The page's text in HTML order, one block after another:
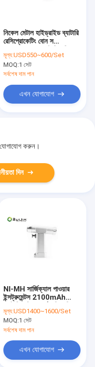
নিকেল মেটাল হাইড্রাইড ব্যাটারি
রেসিপ্রোকেটিং বোন স
অর্থোপেডিক ড্রিল
মূল্য:USD550~600/Set
MOQ:1 সেট
সর্বশেষ দাম পান
এখন যোগাযোগ
যোগাযোগ করুন।
দিন
NI-MH সার্জিক্যাল পাওয়ার
ইন্সট্রুমেন্টস 2100mAh
মূল্য:USD1400~1600/Set
MOQ:1 সেট
সর্বশেষ দাম পান
এখন যোগাযোগ